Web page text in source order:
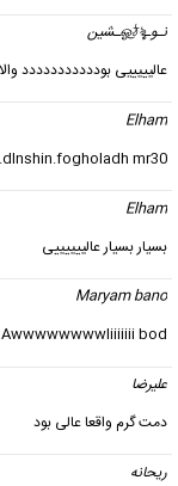
نـوـஓ͜ঠৡـشین
عالیییییی بوددددددددددد
Elham
mr30
Elham
بسیار بسیار عالییییییی
Maryam bano
Awwwwwwwwliiiiiii bod
علیرضا
دمت گرم واقعا عالی بود
ریحانه